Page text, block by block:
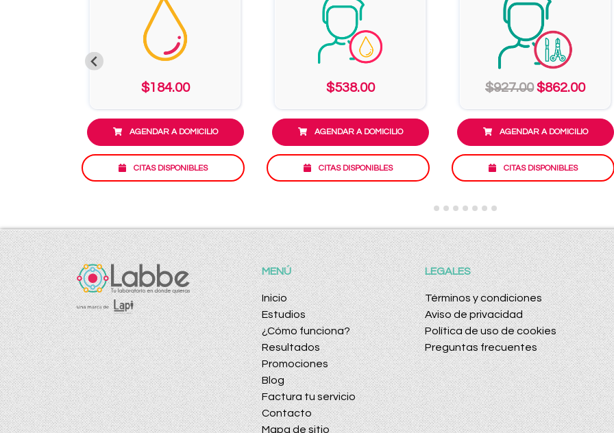
$184.00
AGENDAR A DOMICILIO
CITAS DISPONIBLES
$538.00
AGENDAR A DOMICILIO
CITAS DISPONIBLES
$927.00 $862.00
AGENDAR A DOMICILIO
CITAS DISPONIBLES
MENÚ
Inicio
Estudios
¿Cómo funciona?
Resultados
Promociones
Blog
Factura tu servicio
Contacto
Mapa de sitio
LEGALES
Términos y condiciones
Aviso de privacidad
Política de uso de cookies
Preguntas frecuentes